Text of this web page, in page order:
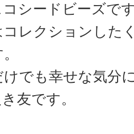
シードビーズで
レクションした
でも幸せな気分
友です。